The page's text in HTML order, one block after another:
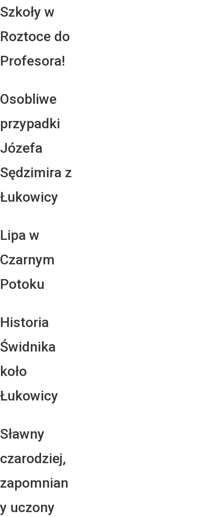
Szkoły w
Roztoce do
Profesora!
Osobliwe
przypadki
Józefa
Sędzimira z
Łukowicy
Lipa w
Czarnym
Potoku
Historia
Świdnika
koło
Łukowicy
Sławny
czarodziej,
zapomnian
y uczony